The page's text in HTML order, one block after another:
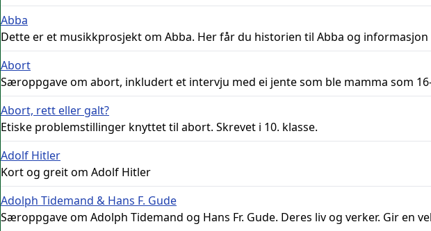
Abba
Dette er et musikkprosjekt om Abba. Her får du historien til Abba og
Abort
Særoppgave om abort, inkludert et intervju med ei jente som ble mamma som
Abort, rett eller galt?
Etiske problemstillinger knyttet til abort. Skrevet i 10. klasse.
Adolf Hitler
Kort og greit om Adolf Hitler
Adolph Tidemand & Hans F. Gude
Særoppgave om Adolph Tidemand og Hans Fr. Gude. Deres liv og verker. Gir en